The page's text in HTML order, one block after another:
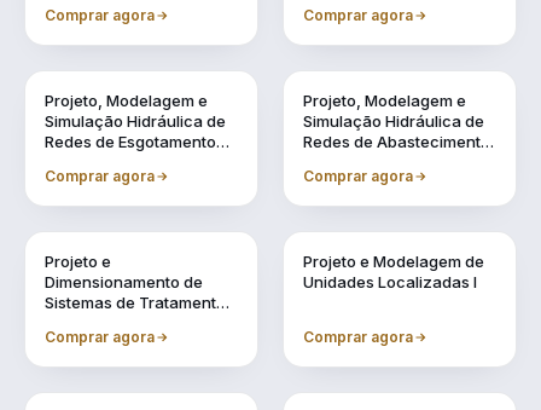
Comprar agora
Reservação
Comprar agora
Projeto, Modelagem e
Simulação Hidráulica de
Redes de Esgotamento
Comprar agora
Projeto, Modelagem e
Simulação Hidráulica de
Redes de Abastecimento
Comprar agora
Projeto e
Dimensionamento de
Sistemas de Tratamento
Comprar agora
Projeto e Modelagem de
Unidades Localizadas I
Comprar agora